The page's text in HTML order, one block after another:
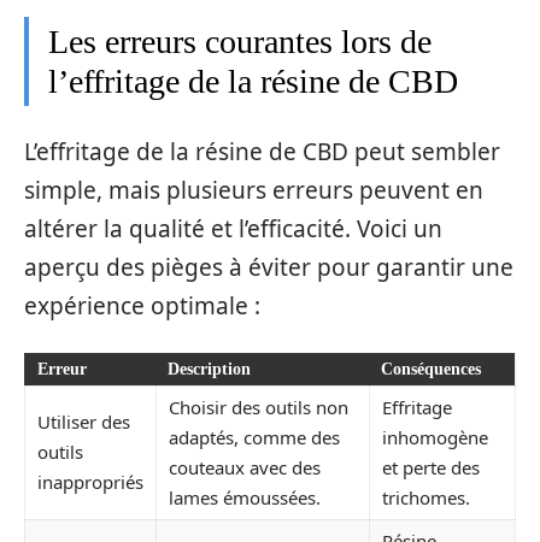
Les erreurs courantes lors de
l’effritage de la résine de CBD
L’effritage de la résine de CBD peut sembler
simple, mais plusieurs erreurs peuvent en
altérer la qualité et l’efficacité. Voici un
aperçu des pièges à éviter pour garantir une
expérience optimale :
Erreur Description Conséquences
Utiliser des
outils
inappropriés
Choisir des outils non
adaptés, comme des
couteaux avec des
lames émoussées.
Effritage
inhomogène
et perte des
trichomes.